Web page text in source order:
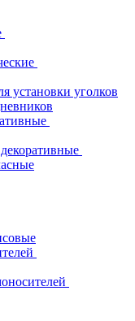
установки уголков